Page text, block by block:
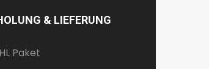
& LIEFERUNG